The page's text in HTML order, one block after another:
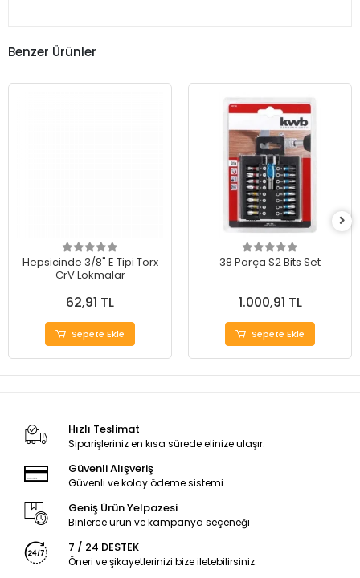
Benzer Ürünler
Hepsicinde 3/8" E Tipi Torx
CrV Lokmalar
62,91 TL
Sepete Ekle
38 Parça S2 Bits Set
1.000,91 TL
Sepete Ekle
Hızlı Teslimat
Siparişleriniz en kısa sürede elinize ulaşır.
Güvenli Alışveriş
Güvenli ve kolay ödeme sistemi
Geniş Ürün Yelpazesi
Binlerce ürün ve kampanya seçeneği
7 / 24 DESTEK
Öneri ve şikayetlerinizi bize iletebilirsiniz.